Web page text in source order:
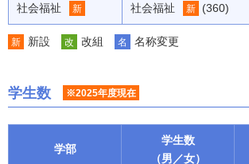
社会福祉 新 社会福祉 新 (360)
新 新設 改 改組 名 名称変更
学生数 ※2025年度現在
学部
学生数
（男／女）